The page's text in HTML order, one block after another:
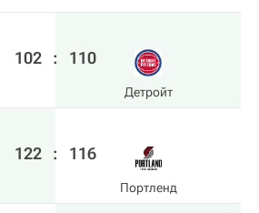
102 : 110
Детройт
122 : 116
Портленд